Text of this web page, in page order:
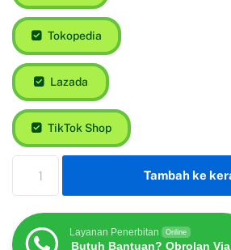
Tokopedia
Lazada
TikTok Shop
Tambah ke
Layanan Penerbitan Online
Butuh Bantuan? Obrolan Via